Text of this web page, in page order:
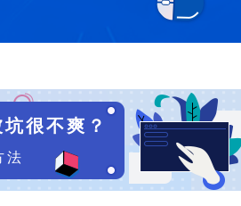
很不爽？
法